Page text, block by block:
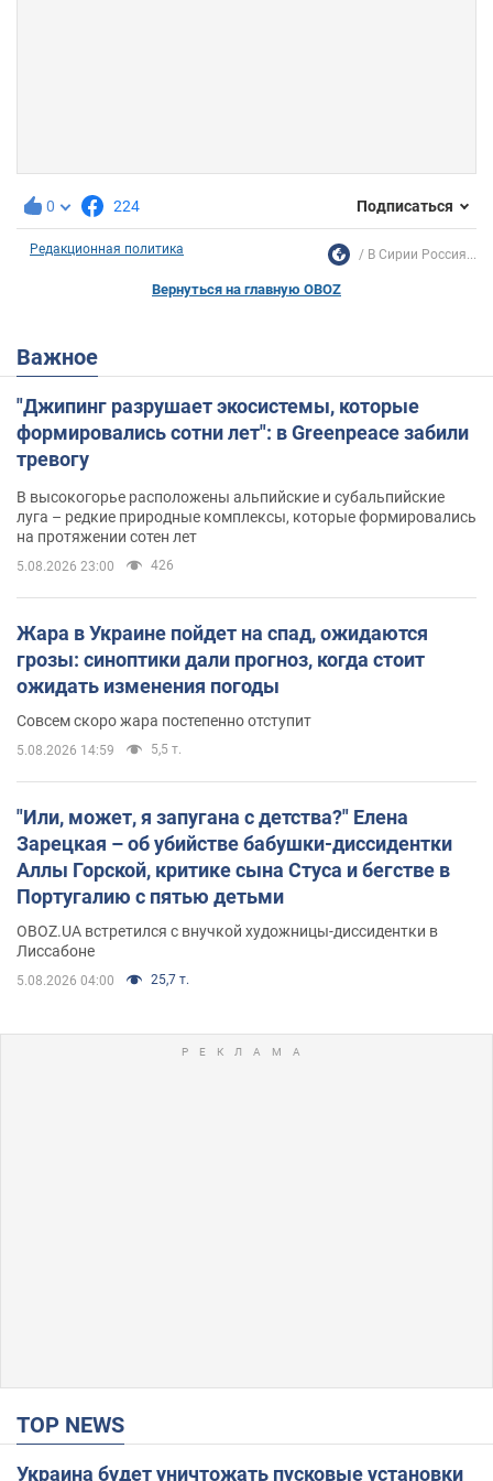
0 224 Подписаться
Редакционная политика В Сирии Россия...
Вернуться на главную OBOZ
Важное
"Джипинг разрушает экосистемы, которые
формировались сотни лет": в Greenpeace забили
тревогу
В высокогорье расположены альпийские и субальпийские
луга – редкие природные комплексы, которые формировались
на протяжении сотен лет
5.08.2026 23:00 426
Жара в Украине пойдет на спад, ожидаются
грозы: синоптики дали прогноз, когда стоит
ожидать изменения погоды
Совсем скоро жара постепенно отступит
5.08.2026 14:59 5,5 т.
"Или, может, я запугана с детства?" Елена
Зарецкая – об убийстве бабушки-диссидентки
Аллы Горской, критике сына Стуса и бегстве в
Португалию с пятью детьми
OBOZ.UA встретился с внучкой художницы-диссидентки в
Лиссабоне
5.08.2026 04:00 25,7 т.
TOP NEWS
Украина будет уничтожать пусковые установки